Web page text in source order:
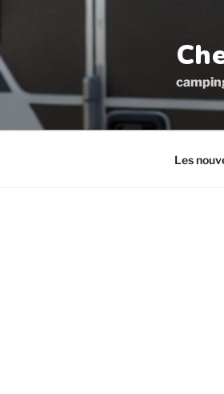
principal
Les